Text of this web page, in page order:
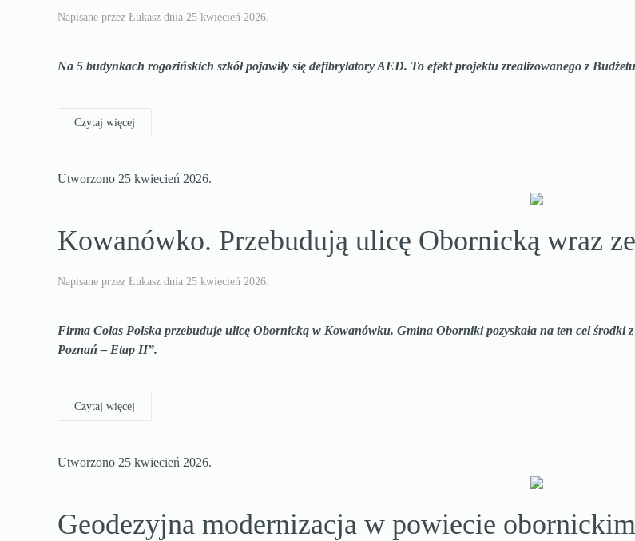
Napisane przez Łukasz dnia 25 kwiecień 2026.
Na 5 budynkach rogozińskich szkół pojawiły się defibrylatory AED. To efekt projektu zrealizowanego z
Czytaj więcej
Utworzono 25 kwiecień 2026.
Kowanówko. Przebudują ulicę Obornicką wraz
Napisane przez Łukasz dnia 25 kwiecień 2026.
Firma Colas Polska przebuduje ulicę Obornicką w Kowanówku. Gmina Oborniki pozyskała na ten cel
Poznań – Etap II”.
Czytaj więcej
Utworzono 25 kwiecień 2026.
Geodezyjna modernizacja w powiecie